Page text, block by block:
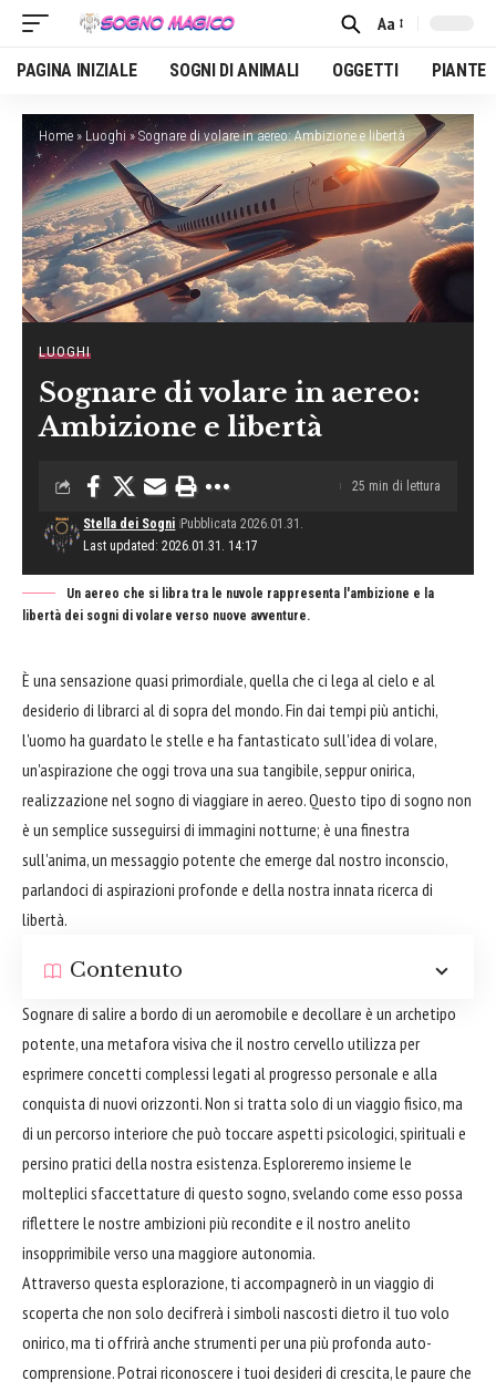
Font
Resizer
Aa
PAGINA INIZIALE SOGNI DI ANIMALI OGGETTI PIANTE
Home» Luoghi»Sognare di volare in aereo: Ambizione e libertà
LUOGHI
Sognare di volare in aereo:
Ambizione e libertà
Last updated: 2026.01.31. 14:17
Stella dei Sogni Pubblicata 2026.01.31.
25 min di lettura
Un aereo che si libra tra le nuvole rappresenta l'ambizione e la
libertà dei sogni di volare verso nuove avventure.
È una sensazione quasi primordiale, quella che ci lega al cielo e al
desiderio di librarci al di sopra del mondo. Fin dai tempi più antichi,
l'uomo ha guardato le stelle e ha fantasticato sull'idea di volare,
un'aspirazione che oggi trova una sua tangibile, seppur onirica,
realizzazione nel sogno di viaggiare in aereo. Questo tipo di sogno non
è un semplice susseguirsi di immagini notturne; è una finestra
sull'anima, un messaggio potente che emerge dal nostro inconscio,
parlandoci di aspirazioni profonde e della nostra innata ricerca di
libertà.
Contenuto
Sognare di salire a bordo di un aeromobile e decollare è un archetipo
potente, una metafora visiva che il nostro cervello utilizza per
esprimere concetti complessi legati al progresso personale e alla
conquista di nuovi orizzonti. Non si tratta solo di un viaggio fisico, ma
di un percorso interiore che può toccare aspetti psicologici, spirituali e
persino pratici della nostra esistenza. Esploreremo insieme le
molteplici sfaccettature di questo sogno, svelando come esso possa
riflettere le nostre ambizioni più recondite e il nostro anelito
insopprimibile verso una maggiore autonomia.
Attraverso questa esplorazione, ti accompagnerò in un viaggio di
scoperta che non solo decifrerà i simboli nascosti dietro il tuo volo
onirico, ma ti offrirà anche strumenti per una più profonda auto-
comprensione. Potrai riconoscere i tuoi desideri di crescita, le paure che